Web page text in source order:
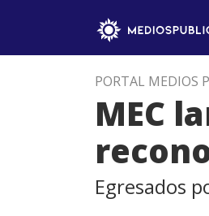
PORTAL MEDIOS
MEC
Egresados